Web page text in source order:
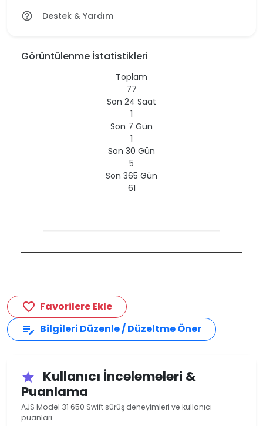
help_outline Destek & Yardım
Görüntülenme İstatistikleri
Toplam
77
Son 24 Saat
1
Son 7 Gün
1
Son 30 Gün
5
Son 365 Gün
61
favorite_border Favorilere Ekle
edit_note Bilgileri Düzenle / Düzeltme Öner
star
Kullanıcı İncelemeleri &
Puanlama
AJS Model 31 650 Swift sürüş deneyimleri ve kullanıcı
puanları